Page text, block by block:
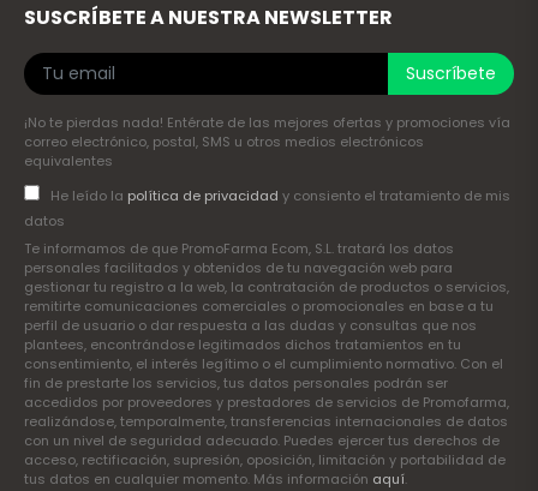
SUSCRÍBETE A NUESTRA NEWSLETTER
Suscríbete
¡No te pierdas nada! Entérate de las mejores ofertas y promociones vía
correo electrónico, postal, SMS u otros medios electrónicos
equivalentes
He leído la política de privacidad y consiento el tratamiento de mis
datos
Te informamos de que PromoFarma Ecom, S.L. tratará los datos
personales facilitados y obtenidos de tu navegación web para
gestionar tu registro a la web, la contratación de productos o servicios,
remitirte comunicaciones comerciales o promocionales en base a tu
perfil de usuario o dar respuesta a las dudas y consultas que nos
plantees, encontrándose legitimados dichos tratamientos en tu
consentimiento, el interés legítimo o el cumplimiento normativo. Con el
fin de prestarte los servicios, tus datos personales podrán ser
accedidos por proveedores y prestadores de servicios de Promofarma,
realizándose, temporalmente, transferencias internacionales de datos
con un nivel de seguridad adecuado. Puedes ejercer tus derechos de
acceso, rectificación, supresión, oposición, limitación y portabilidad de
tus datos en cualquier momento. Más información aquí.